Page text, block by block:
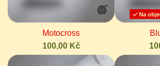
Motocross
100,00 Kč
Na